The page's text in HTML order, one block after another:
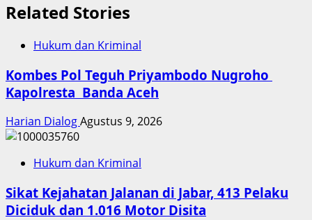
Related Stories
Hukum dan Kriminal
Kombes Pol Teguh Priyambodo Nugroho
Kapolresta Banda Aceh
Harian DialogAgustus 9, 2026
Hukum dan Kriminal
Sikat Kejahatan Jalanan di Jabar, 413 Pelaku
Diciduk dan 1.016 Motor Disita